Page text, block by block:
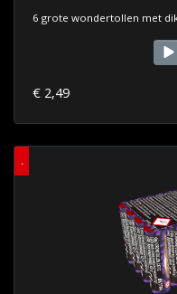
6 grote wondertollen met
€ 2,49
.